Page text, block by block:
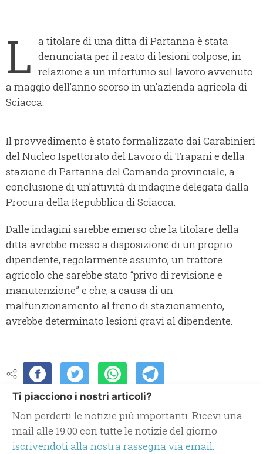
L a titolare di una ditta di Partanna è stata
denunciata per il reato di lesioni colpose, in
relazione a un infortunio sul lavoro avvenuto
a maggio dell’anno scorso in un’azienda agricola di
Sciacca.
Il provvedimento è stato formalizzato dai Carabinieri
del Nucleo Ispettorato del Lavoro di Trapani e della
stazione di Partanna del Comando provinciale, a
conclusione di un’attività di indagine delegata dalla
Procura della Repubblica di Sciacca.
Dalle indagini sarebbe emerso che la titolare della
ditta avrebbe messo a disposizione di un proprio
dipendente, regolarmente assunto, un trattore
agricolo che sarebbe stato “privo di revisione e
manutenzione” e che, a causa di un
malfunzionamento al freno di stazionamento,
avrebbe determinato lesioni gravi al dipendente.
Ti piacciono i nostri articoli?
Non perderti le notizie più importanti. Ricevi una
mail alle 19.00 con tutte le notizie del giorno
iscrivendoti alla nostra rassegna via email.